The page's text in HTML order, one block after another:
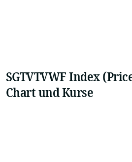
SGTVTVWF Index
Chart und Kurse